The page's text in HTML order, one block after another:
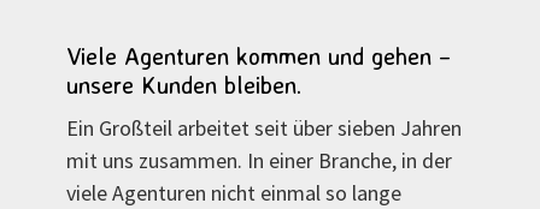
Viele Agenturen kommen und gehen –
unsere Kunden bleiben.
Ein Großteil arbeitet seit über sieben Jahren
mit uns zusammen. In einer Branche, in der
viele Agenturen nicht einmal so lange